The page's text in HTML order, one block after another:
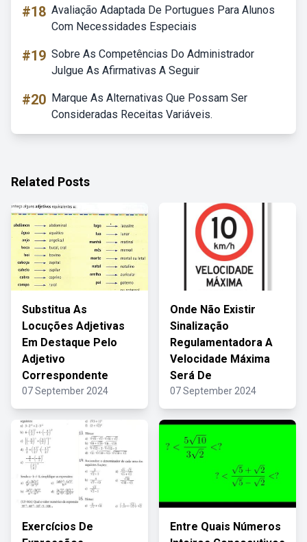
#18 Avaliação Adaptada De Portugues Para Alunos
Com Necessidades Especiais
#19 Sobre As Competências Do Administrador
Julgue As Afirmativas A Seguir
#20 Marque As Alternativas Que Possam Ser
Consideradas Receitas Variáveis.
Related Posts
Substitua As
Locuções Adjetivas
Em Destaque Pelo
Adjetivo
Correspondente
07 September 2024
Onde Não Existir
Sinalização
Regulamentadora A
Velocidade Máxima
Será De
07 September 2024
Exercícios De
Entre Quais Números